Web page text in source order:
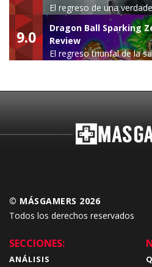
El regreso de una
leyenda
9.0
Dragon Ball Sparking
Review
El regreso triunfal de la
© MÁSGAMERS 2026
Todos los derechos reservados
SECCIONES:
ANÁLISIS